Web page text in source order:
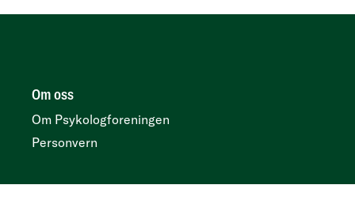
Om oss
Om Psykologforeningen
Personvern
Her finner du oss